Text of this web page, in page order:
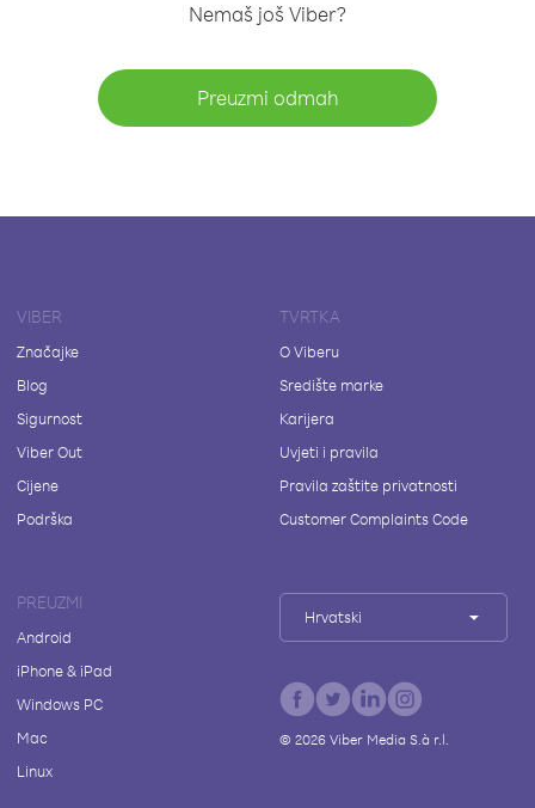
Nemaš još Viber?
Preuzmi odmah
VIBER
Značajke
Blog
Sigurnost
Viber Out
Cijene
Podrška
TVRTKA
O Viberu
Središte marke
Karijera
Uvjeti i pravila
Pravila zaštite privatnosti
Customer Complaints Code
PREUZMI
Android
iPhone & iPad
Windows PC
Mac
Linux
Hrvatski
© 2026Viber Media S.à r.l.